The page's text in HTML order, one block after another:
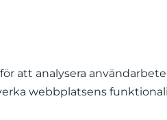
att analysera
webbplatsens